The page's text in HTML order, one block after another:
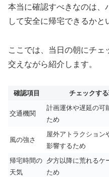
本当に確認すべきなのは、
して安全に帰宅できるかと
ここでは、当日の朝にチェ
交えながら紹介します。
確認項目 チェックす
交通機関
計画運休や遅延の可
ため
風の強さ
屋外アトラクション
影響するため
帰宅時間の
天気
夕方以降に荒れるケ
ため